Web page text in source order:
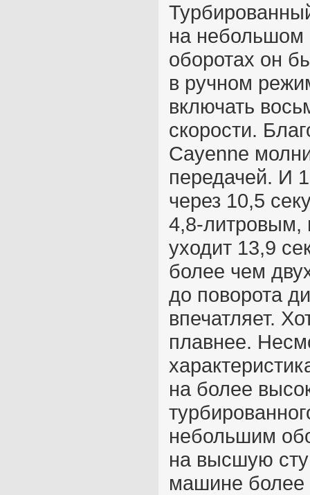
на небольшом
оборотах он
в ручном
включать
скорости.
Cayenne
передачей. И
через 10,5
4,8-литровым,
уходит 13,9
более чем
до поворота
впечатляет.
плавнее.
на более
небольшим
на высшую
машине более